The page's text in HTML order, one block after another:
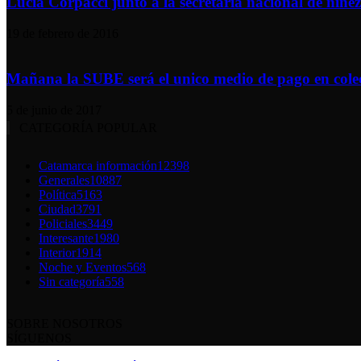
Mañana la SUBE será el unico medio de pago en
Catamarca información12398
Generales10887
Política5163
Ciudad3791
Policiales3449
Interesante1980
Interior1914
Noche y Eventos568
Sin categoría558